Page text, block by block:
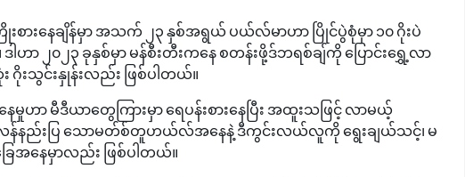
ားနေချိန်မှာ အသက် ၂၃ နှစ်အရွယ် ပယ်လ်မာဟာ ပြိုင်ပွဲစုံမှာ ၁၀ ဂိုးပဲ
ဟာ ၂၀၂၃ ခုနှစ်မှာ မန်စီးတီးကနေ စတန်းဖို့ဒ်ဘရစ်ချ်ကို ပြောင်းရွှေ့လာ
ဂိုးသွင်းနှုန်းလည်း ဖြစ်ပါတယ်။
မှုဟာ မီဒီယာတွေကြားမှာ ရေပန်းစားနေပြီး အထူးသဖြင့် လာမယ့်
ဂလန်နည်းပြ သောမတ်စ်တူဟယ်လ်အနေနဲ့ ဒီကွင်းလယ်လူကို ရွေးချယ်သင့်၊ မ
အနေမှာလည်း ဖြစ်ပါတယ်။